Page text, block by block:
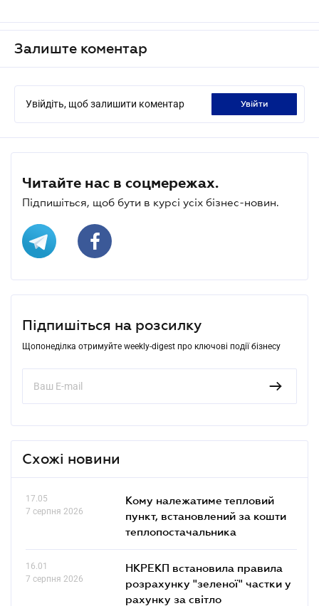
Залиште коментар
Увійдіть, щоб залишити коментар увійти
Читайте нас в соцмережах.
Підпишіться, щоб бути в курсі усіх бізнес-новин.
Підпишіться на розсилку
Щопонеділка отримуйте weekly-digest про ключові події бізнесу
Схожі новини
17.05
7 серпня 2026
Кому належатиме тепловий
пункт, встановлений за кошти
теплопостачальника
16.01
7 серпня 2026
НКРЕКП встановила правила
розрахунку "зеленої" частки у
рахунку за світло